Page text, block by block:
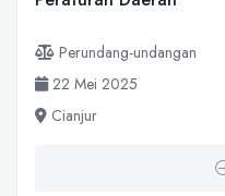
Perundang-undangan
22 Mei 2025
Cianjur